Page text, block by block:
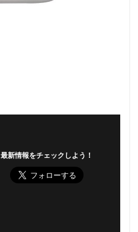
最新情報をチェックしよう！